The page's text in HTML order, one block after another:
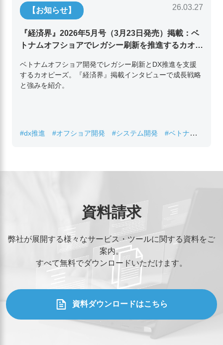
【お知らせ】 26.03.27
『経済界』2026年5月号（3月23日発売）掲載：ベ
トナムオフショアでレガシー刷新を推進するカオピ
ベトナムオフショア開発でレガシー刷新とDX推進を支援
するカオピーズ。『経済界』掲載インタビューで成長戦略
と強みを紹介。
#dx推進 #オフショア開発 #システム開発
#ベトナムIT
資料請求
弊社が展開する様々なサービス・ツールに関する資料をご
案内。
すべて無料でダウンロードいただけます。
資料ダウンロードはこちら